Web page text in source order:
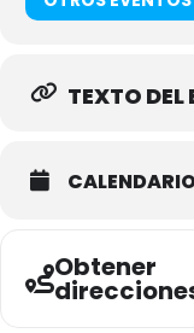
TEXTO
Obtener